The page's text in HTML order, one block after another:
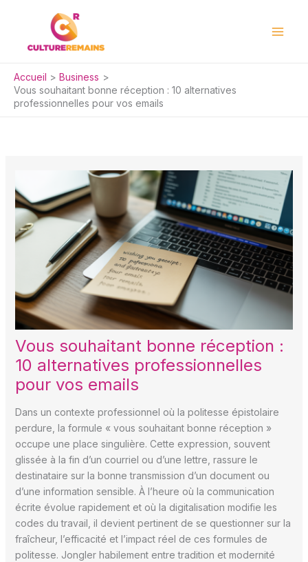
Accueil
Business
Vous souhaitant bonne réception : 10 alternatives
professionnelles pour vos emails
Vous souhaitant bonne réception :
10 alternatives professionnelles
pour vos emails
Dans un contexte professionnel où la politesse épistolaire
perdure, la formule « vous souhaitant bonne réception »
occupe une place singulière. Cette expression, souvent
glissée à la fin d’un courriel ou d’une lettre, rassure le
destinataire sur la bonne transmission d’un document ou
d’une information sensible. À l’heure où la communication
écrite évolue rapidement et où la digitalisation modifie les
codes du travail, il devient pertinent de se questionner sur la
fraîcheur, l’efficacité et l’impact réel de ces formules de
politesse. Jongler habilement entre tradition et modernité